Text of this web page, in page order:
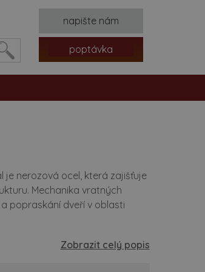
napište nám
poptávka
je nerozová ocel, která zajišťuje
Mechanika vratných
popraskání dveří v oblasti
Zobrazit celý popis